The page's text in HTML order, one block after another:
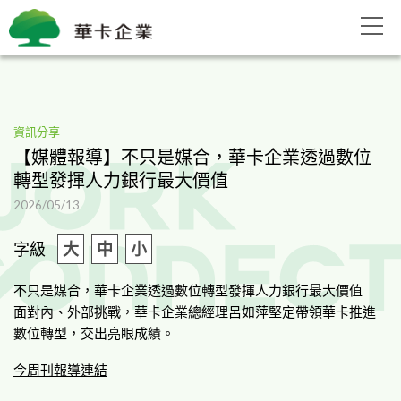
資訊分享
【媒體報導】不只是媒合，華卡企業透過數位
轉型發揮人力銀行最大價值
2026/05/13
字級 大 中 小
不只是媒合，華卡企業透過數位轉型發揮人力銀行最大價值
面對內、外部挑戰，華卡企業總經理呂如萍堅定帶領華卡推進
數位轉型，交出亮眼成績。
今周刊報導連結